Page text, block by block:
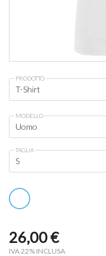
PRODOTTO
MODELLO
TAGLIA
26,00€
IVA 22% INCLUSA